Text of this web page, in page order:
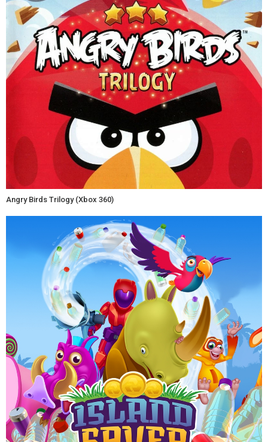
Angry Birds Trilogy (Xbox 360)